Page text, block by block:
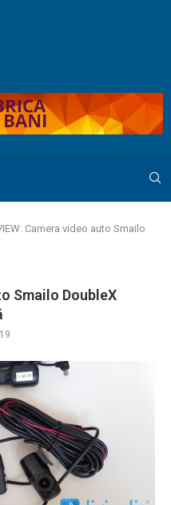
Camera video auto Smailo
Smailo DoubleX